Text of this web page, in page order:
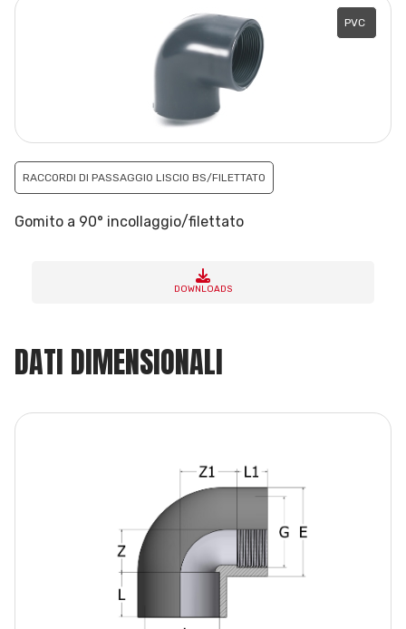
PVC
RACCORDI DI PASSAGGIO LISCIO BS/FILETTATO
Gomito a 90° incollaggio/filettato
DOWNLOADS
DATI DIMENSIONALI